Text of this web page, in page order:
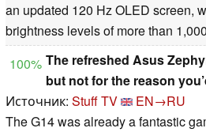
an updated 120 Hz OLED screen,
brightness levels of more than
100% The refreshed Asus
but not for the reason
Источник: Stuff TV
EN→RU
The G14 was already a fantastic